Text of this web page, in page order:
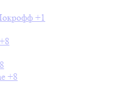
+1
+8
+8